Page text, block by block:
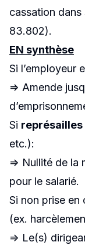
cassation
83.802).
EN synthèse
Si l’employeur
=> Amende
Si représailles
etc.):
=> Nullité de la
pour le salarié.
Si non prise en
(ex.
=> Le(s)